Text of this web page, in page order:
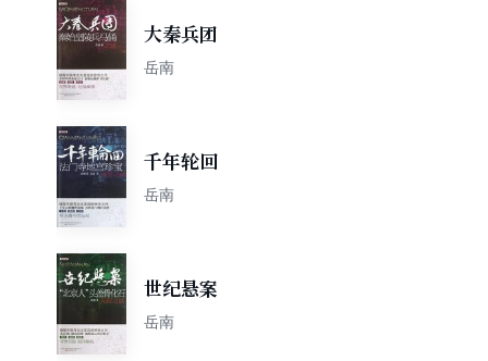
大秦兵团
岳南
千年轮回
岳南
世纪悬案
岳南